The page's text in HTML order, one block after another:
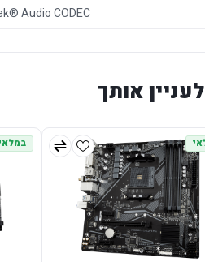
Audio CODEC
אותך